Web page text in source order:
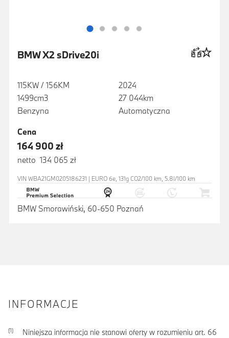
BMW X2 sDrive20i
115KW / 156KM
1499cm3
Benzyna
2024
27 044km
Automatyczna
Cena
164 900 zł
netto 134 065 zł
VIN WBA21GM0205186231 | EURO 6e, 131g CO2/100 km, 5.8l/100 km
BMW Smorawiński, 60-650 Poznań
INFORMACJE
Niniejsza informacja nie stanowi oferty w rozumieniu art. 66